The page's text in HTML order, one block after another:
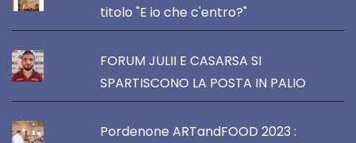
titolo "E io che c'entro?"
FORUM JULII E CASARSA SI
SPARTISCONO LA POSTA IN PALIO
Pordenone ARTandFOOD 2023 :